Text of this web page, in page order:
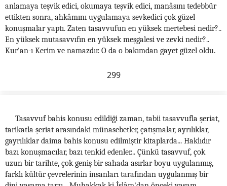
anlamaya teşvik edici, okumaya teşvik edici, manâsını tedebbür
ettikten sonra, ahkâmını uygulamaya sevkedici çok güzel
konuşmalar yaptı. Zaten tasavvufun en yüksek mertebesi nedir?..
En yüksek mutasavvıfın en yüksek meşgalesi ve zevki nedir?..
Kur'an-ı Kerim ve namazdır. O da o bakımdan gayet güzel oldu.
299
Tasavvuf bahis konusu edildiği zaman, tabii tasavvufla şeriat,
tarikatla şeriat arasındaki münasebetler, çatışmalar, ayrılıklar,
gayrılıklar daima bahis konusu edilmiştir kitaplarda... Haklıdır
bazı konuşmacılar, bazı tenkid edenler... Çünkü tasavvuf, çok
uzun bir tarihte, çok geniş bir sahada asırlar boyu uygulanmış,
farklı kültür çevrelerinin insanları tarafından uygulanmış bir